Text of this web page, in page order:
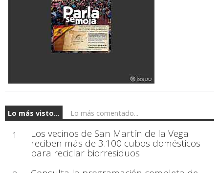
Lo más visto... Lo más comentado...
1 Los vecinos de San Martín de la Vega
reciben más de 3.100 cubos domésticos
para reciclar biorresiduos